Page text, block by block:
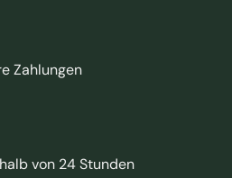
Zahlungen
von 24 Stunden